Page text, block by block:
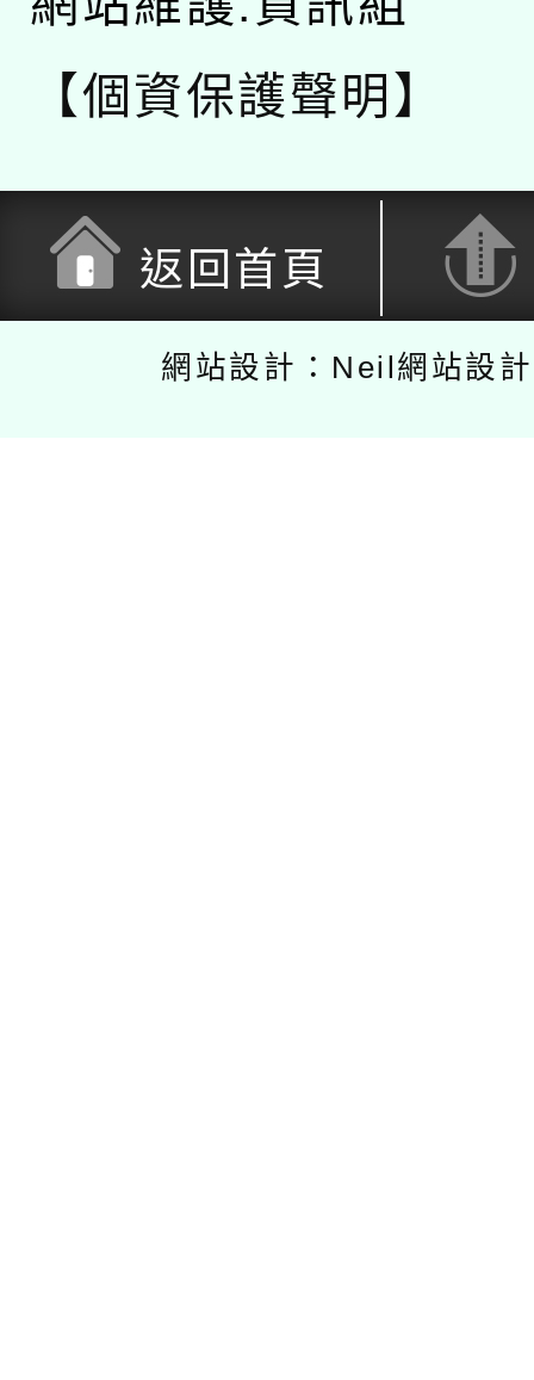
【個資保護聲明】
返回首頁
網站設計：Neil網站設